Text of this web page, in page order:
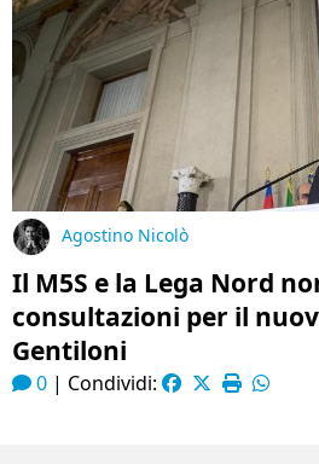
Agostino Nicolò
Il M5S e la Lega Nord
consultazioni per il
Gentiloni
0 | Condividi: